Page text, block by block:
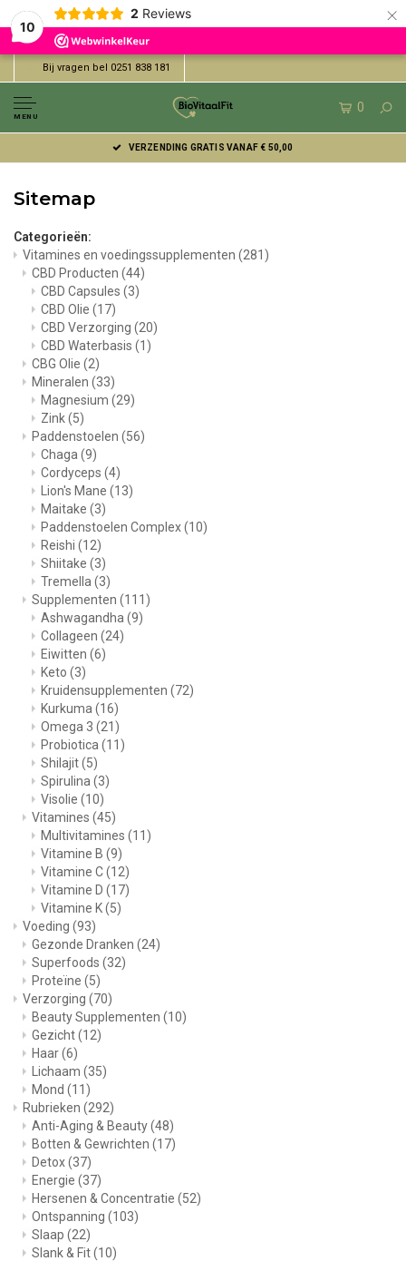
10
2 Reviews ×
Bij vragen bel 0251 838 181
MENU
0
VERZENDING GRATIS VANAF € 50,00
Sitemap
Categorieën:
Vitamines en voedingssupplementen (281)
CBD Producten (44)
CBD Capsules (3)
CBD Olie (17)
CBD Verzorging (20)
CBD Waterbasis (1)
CBG Olie (2)
Mineralen (33)
Magnesium (29)
Zink(5)
Paddenstoelen (56)
Chaga (9)
Cordyceps (4)
Lion's Mane (13)
Maitake (3)
Paddenstoelen Complex(10)
Reishi (12)
Shiitake (3)
Tremella (3)
Supplementen (111)
Ashwagandha (9)
Collageen (24)
Eiwitten (6)
Keto (3)
Kruidensupplementen (72)
Kurkuma (16)
Omega 3 (21)
Probiotica (11)
Shilajit(5)
Spirulina (3)
Visolie (10)
Vitamines (45)
Multivitamines (11)
Vitamine B (9)
Vitamine C(12)
Vitamine D (17)
Vitamine K(5)
Voeding (93)
Gezonde Dranken (24)
Superfoods (32)
Proteïne (5)
Verzorging (70)
Beauty Supplementen (10)
Gezicht(12)
Haar(6)
Lichaam (35)
Mond (11)
Rubrieken (292)
Anti-Aging & Beauty(48)
Botten & Gewrichten (17)
Detox(37)
Energie (37)
Hersenen & Concentratie (52)
Ontspanning (103)
Slaap (22)
Slank & Fit(10)